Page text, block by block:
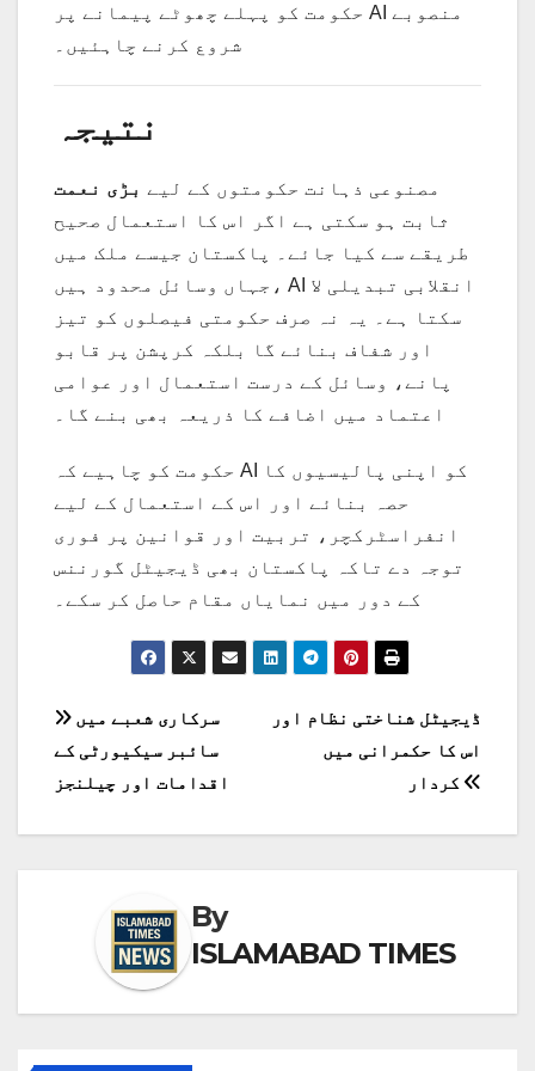
حکومت کو پہلے چھوٹے پیمانے پر AI منصوبے
شروع کرنے چاہئیں۔
نتیجہ
مصنوعی ذہانت حکومتوں کے لیے بڑی نعمت
ثابت ہو سکتی ہے اگر اس کا استعمال صحیح
طریقے سے کیا جائے۔ پاکستان جیسے ملک میں
جہاں وسائل محدود ہیں، AI انقلابی تبدیلی لا
سکتا ہے۔ یہ نہ صرف حکومتی فیصلوں کو تیز
اور شفاف بنائے گا بلکہ کرپشن پر قابو
پانے، وسائل کے درست استعمال اور عوامی
اعتماد میں اضافے کا ذریعہ بھی بنے گا۔
حکومت کو چاہیے کہ AI کو اپنی پالیسیوں کا
حصہ بنائے اور اس کے استعمال کے لیے
انفراسٹرکچر، تربیت اور قوانین پر فوری
توجہ دے تاکہ پاکستان بھی ڈیجیٹل گورننس
کے دور میں نمایاں مقام حاصل کر سکے۔
پوسٹوں
کی
نیویگیشن
ڈیجیٹل شناختی نظام اور
اس کا حکمرانی میں
کردار
سرکاری شعبے میں
سائبر سیکیورٹی کے
اقدامات اور چیلنجز
By
ISLAMABAD TIMES